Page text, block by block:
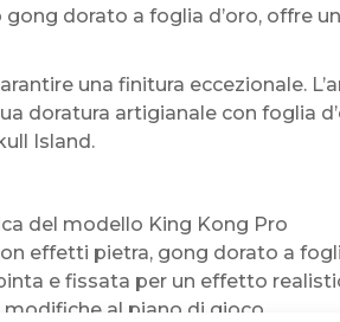
dorato a foglia d’oro, offre
una finitura eccezionale.
doratura artigianale con foglia
Island.
del modello King Kong Pro
effetti pietra, gong dorato a
e fissata per un effetto
al piano di gioco